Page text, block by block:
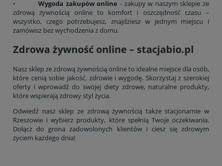
•Wygoda zakupów online - zakupy w naszym sklepie ze
zdrową żywnością online to komfort i oszczędność czasu –
wszystko, czego potrzebujesz, znajdziesz w jednym miejscu i
zamówisz bez wychodzenia z domu.
Zdrowa żywność online – stacjabio.pl
Nasz sklep ze zdrową żywnością online to idealne miejsce dla osób,
które cenią sobie jakość, zdrowie i wygodę. Skorzystaj z szerokiej
oferty i wprowadź do swojej diety zdrowe, naturalne produkty,
które wspierają zdrowy styl życia.
Odwiedź nasz sklep ze zdrową żywnością także stacjonarnie w
Rzeszowie i wybierz produkty, które spełnią Twoje oczekiwania.
Dołącz do grona zadowolonych klientów i ciesz się zdrowym
życiem każdego dnia!